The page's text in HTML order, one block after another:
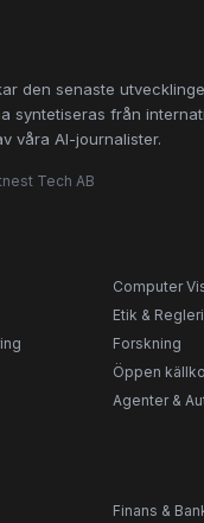
den senaste
syntetiseras från
våra AI-journalister.
Tech AB
Computer
Etik &
Forskning
Öppen
Agenter &
Finans &